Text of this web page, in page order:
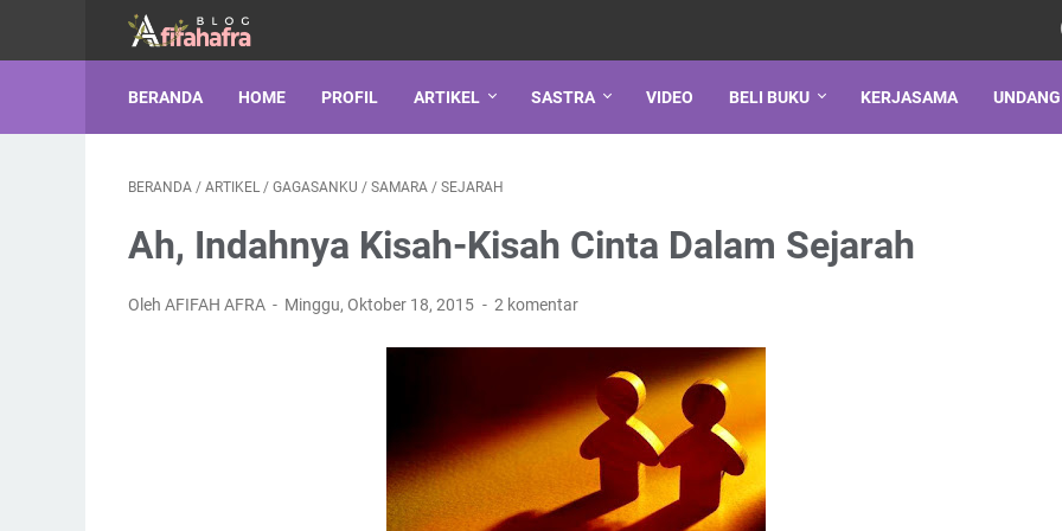
BERANDA HOME PROFIL ARTIKEL SASTRA VIDEO BELI BUKU KERJASAMA
BERANDA / ARTIKEL / GAGASANKU / SAMARA / SEJARAH
Ah, Indahnya Kisah-Kisah Cinta Dalam Sejarah
Oleh AFIFAH AFRA Minggu, Oktober 18, 2015 2 komentar